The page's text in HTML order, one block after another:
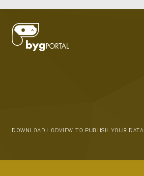
DOWNLOAD LODVIEW TO PUBLISH YOUR DATA